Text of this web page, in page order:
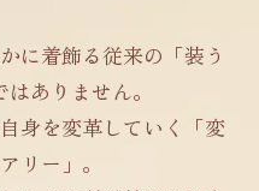
に着飾る従来の「装う
ありません。
身を変革していく「変
リー」。